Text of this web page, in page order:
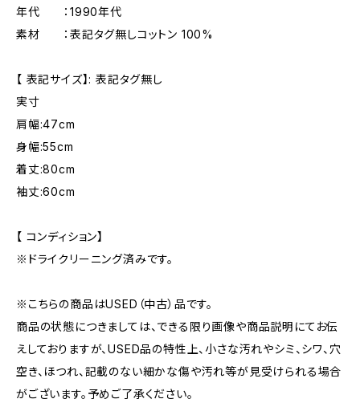
年代 ：1990年代
素材 ：表記タグ無しコットン 100%
【 表記サイズ】: 表記タグ無し
実寸
肩幅:47cm
身幅:55cm
着丈:80cm
袖丈:60cm
【 コンディション】
※ドライクリーニング済みです。
※こちらの商品はUSED（中古）品です。
商品の状態につきましては、できる限り画像や商品説明にてお伝
えしておりますが、USED品の特性上、小さな汚れやシミ、シワ、穴
空き、ほつれ、記載のない細かな傷や汚れ等が見受けられる場合
がございます。予めご了承ください。